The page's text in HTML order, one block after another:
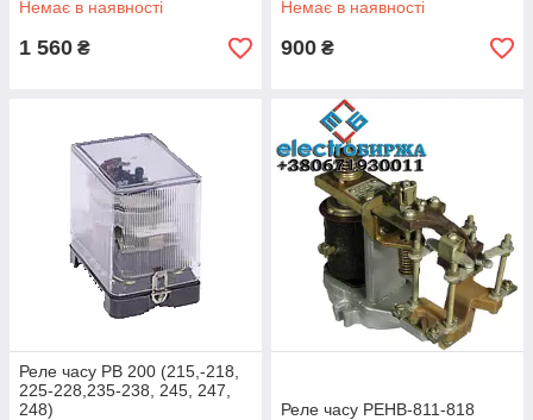
Дифференциальные реле
Немає в наявності
1 560 ₴
Немає в наявності
900 ₴
Реле часу РВ 200 (215,-218,
225-228,235-238, 245, 247,
248)
Реле часу РЕНВ-811-818